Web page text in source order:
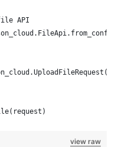
file API
view raw